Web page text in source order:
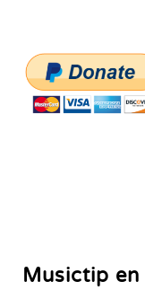
Musictip en